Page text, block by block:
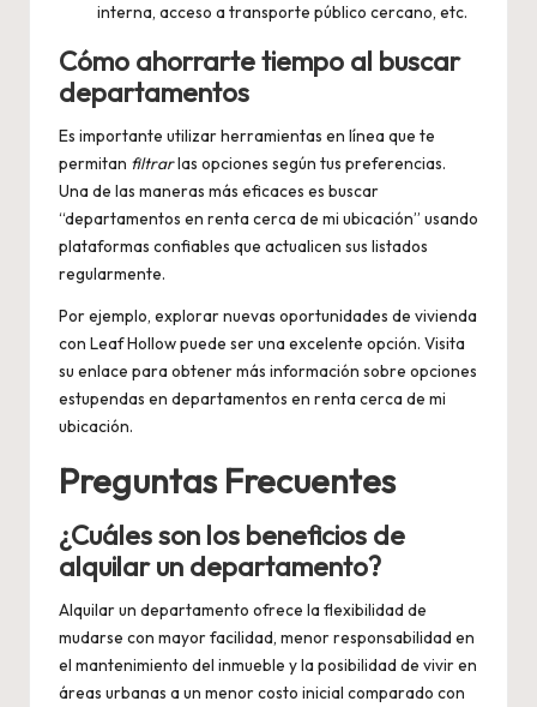
interna, acceso a transporte público cercano, etc.
Cómo ahorrarte tiempo al buscar
departamentos
Es importante utilizar herramientas en línea que te
permitan filtrarlas opciones según tus preferencias.
Una de las maneras más eficaces es buscar
“departamentos en renta cerca de mi ubicación” usando
plataformas confiables que actualicen sus listados
regularmente.
Por ejemplo, explorar nuevas oportunidades de vivienda
con Leaf Hollow puede ser una excelente opción. Visita
su enlace para obtener más información sobre opciones
estupendas en departamentos en renta cerca de mi
ubicación.
Preguntas Frecuentes
¿Cuáles son los beneficios de
alquilar un departamento?
Alquilar un departamento ofrece la flexibilidad de
mudarse con mayor facilidad, menor responsabilidad en
el mantenimiento del inmueble y la posibilidad de vivir en
áreas urbanas a un menor costo inicial comparado con